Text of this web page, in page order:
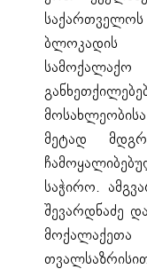
ბლოკადის
მეტად
საჭირო.
შევარდნაძე